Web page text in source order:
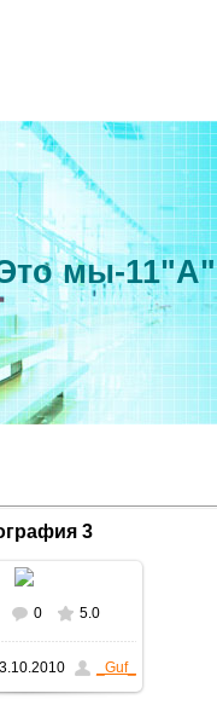
мы-11"А"
3
0 5.0
_Guf_